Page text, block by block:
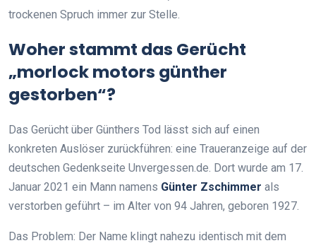
trockenen Spruch immer zur Stelle.
Woher stammt das Gerücht
„morlock motors günther
gestorben“?
Das Gerücht über Günthers Tod lässt sich auf einen
konkreten Auslöser zurückführen: eine Traueranzeige auf der
deutschen Gedenkseite Unvergessen.de. Dort wurde am 17.
Januar 2021 ein Mann namens Günter Zschimmer als
verstorben geführt – im Alter von 94 Jahren, geboren 1927.
Das Problem: Der Name klingt nahezu identisch mit dem